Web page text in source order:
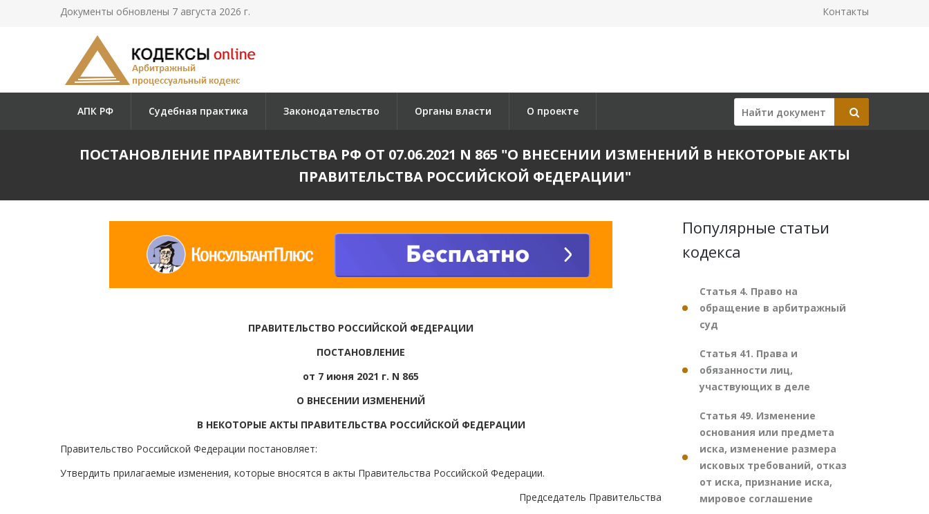
Документы обновлены 7 августа 2026 г. Контакты
АПК РФ Судебная практика Законодательство Органы власти О проекте
ПОСТАНОВЛЕНИЕ ПРАВИТЕЛЬСТВА РФ ОТ 07.06.2021 N 865 "О ВНЕСЕНИИ ИЗМЕНЕНИЙ В НЕКОТОРЫЕ АКТЫ
ПРАВИТЕЛЬСТВА РОССИЙСКОЙ ФЕДЕРАЦИИ"
ПРАВИТЕЛЬСТВО РОССИЙСКОЙ ФЕДЕРАЦИИ
ПОСТАНОВЛЕНИЕ
от 7 июня 2021 г. N 865
О ВНЕСЕНИИ ИЗМЕНЕНИЙ
В НЕКОТОРЫЕ АКТЫ ПРАВИТЕЛЬСТВА РОССИЙСКОЙ ФЕДЕРАЦИИ
Правительство Российской Федерации постановляет:
Утвердить прилагаемые изменения, которые вносятся в акты Правительства Российской Федерации.
Председатель Правительства
Популярные статьи
кодекса
Статья 4. Право на
обращение в арбитражный
суд
Статья 41. Права и
обязанности лиц,
участвующих в деле
Статья 49. Изменение
основания или предмета
иска, изменение размера
исковых требований, отказ
от иска, признание иска,
мировое соглашение